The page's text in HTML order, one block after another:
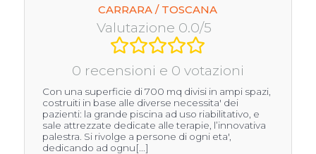
CARRARA / TOSCANA
Valutazione 0.0/5
0 recensioni e 0 votazioni
Con una superficie di 700 mq divisi in ampi spazi,
costruiti in base alle diverse necessita' dei
pazienti: la grande piscina ad uso riabilitativo, e
sale attrezzate dedicate alle terapie, l’innovativa
palestra. Si rivolge a persone di ogni eta',
dedicando ad ognu[...]